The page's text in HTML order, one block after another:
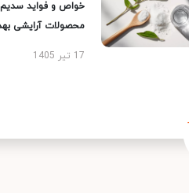
خواص و فواید سدیم
محصولات آرایشی
17 تیر 1405